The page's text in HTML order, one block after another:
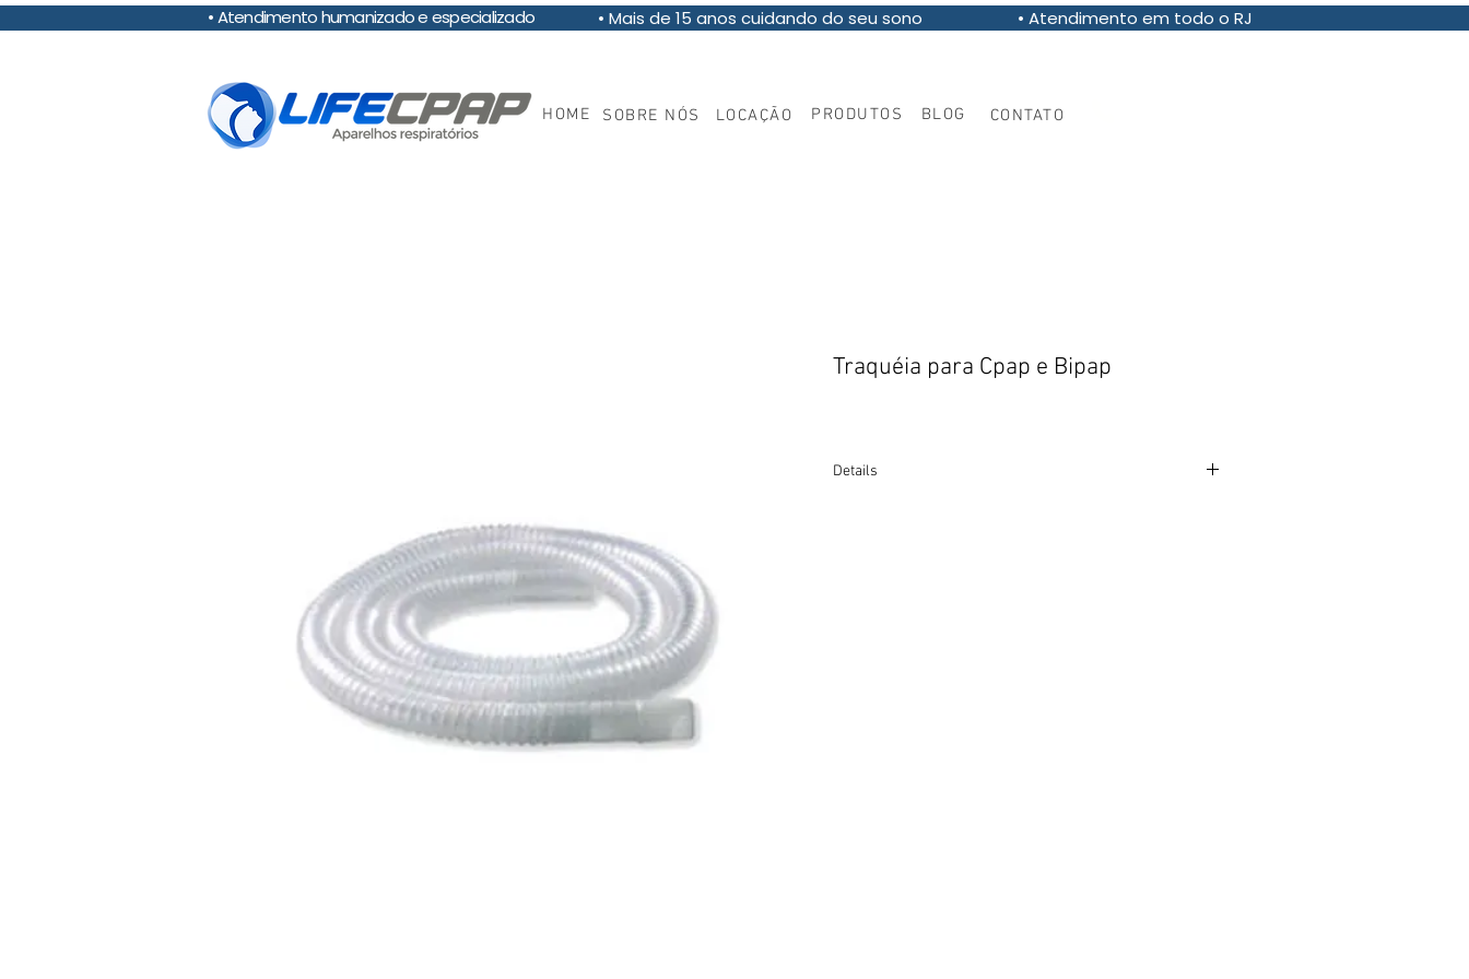
• Atendimento humanizado e especializado • Atendimento em todo o RJ
• Mais de 15 anos cuidando do seu sono
HOME SOBRE NÓS LOCAÇÃO PRODUTOS BLOG CONTATO
Traquéia para Cpap e Bipap
Details